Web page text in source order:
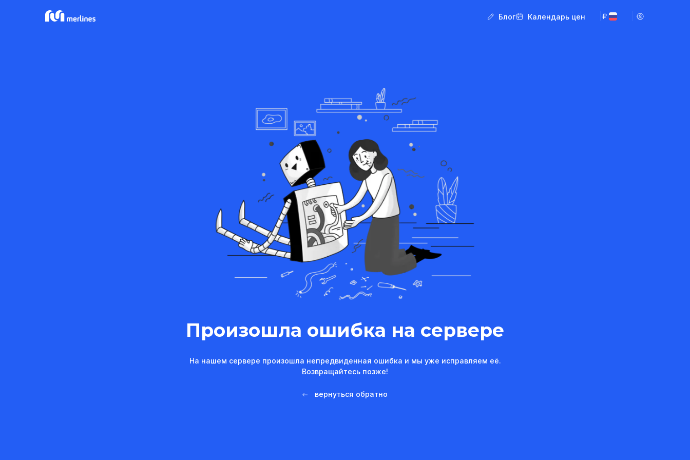
Блог Календарь цен
Произошла ошибка на сервере
На нашем сервере произошла непредвиденная ошибка и мы уже исправляем её.
Возвращайтесь позже!
вернуться обратно